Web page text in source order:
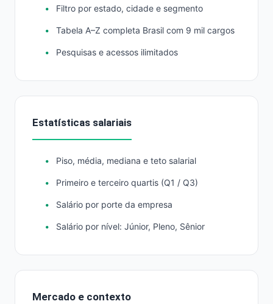
Filtro por estado, cidade e segmento
Tabela A–Z completa Brasil com 9 mil cargos
Pesquisas e acessos ilimitados
Estatísticas salariais
Piso, média, mediana e teto salarial
Primeiro e terceiro quartis (Q1 / Q3)
Salário por porte da empresa
Salário por nível: Júnior, Pleno, Sênior
Mercado e contexto